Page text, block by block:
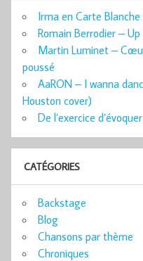
Irma en Carte
Romain Berrodier –
Martin Luminet –
poussé
AaRON – I wanna
Houston cover)
De l’exercice
CATÉGORIES
Backstage
Blog
Chansons par thème
Chroniques